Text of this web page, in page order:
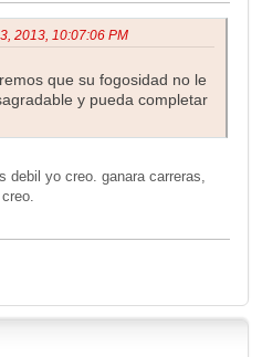
2013, 10:07:06 PM
que su fogosidad no le
y pueda completar
yo creo. ganara carreras,